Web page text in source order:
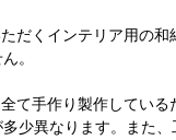
だくインテリア用の和
。
て手作り製作している
少異なります。また、